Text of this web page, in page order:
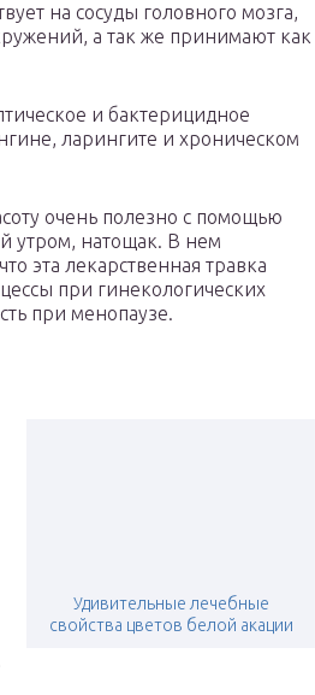
на сосуды головного мозга,
а так же принимают как
и бактерицидное
ларингите и хроническом
очень полезно с помощью
утром, натощак. В нем
эта лекарственная травка
при гинекологических
при менопаузе.
Удивительные лечебные
свойства цветов белой акации